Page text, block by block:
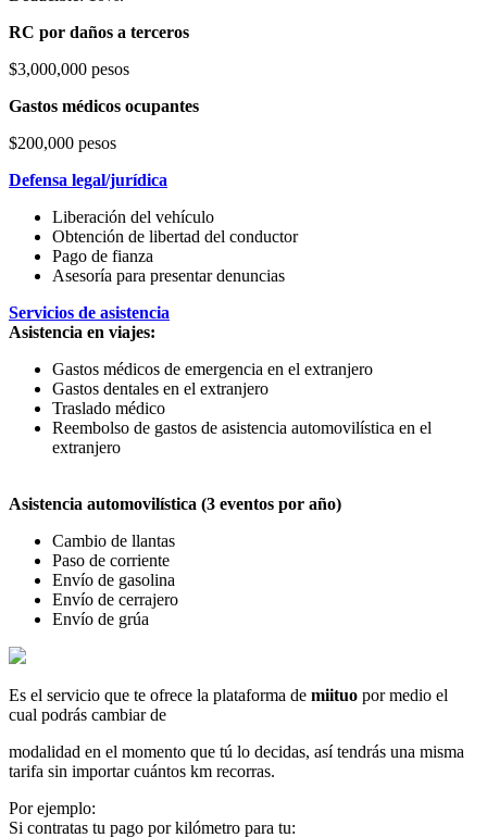
RC por daños a terceros
$3,000,000 pesos
Gastos médicos ocupantes
$200,000 pesos
Defensa legal/jurídica
Liberación del vehículo
Obtención de libertad del conductor
Pago de fianza
Asesoría para presentar denuncias
Servicios de asistencia
Asistencia en viajes:
Gastos médicos de emergencia en el extranjero
Gastos dentales en el extranjero
Traslado médico
Reembolso de gastos de asistencia automovilística en el
extranjero
Asistencia automovilística (3 eventos por año)
Cambio de llantas
Paso de corriente
Envío de gasolina
Envío de cerrajero
Envío de grúa
Es el servicio que te ofrece la plataforma de miituo por medio el
cual podrás cambiar de
modalidad en el momento que tú lo decidas, así tendrás una misma
tarifa sin importar cuántos km recorras.
Por ejemplo:
Si contratas tu pago por kilómetro para tu: